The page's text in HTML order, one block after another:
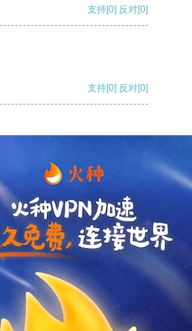
支持[0] 反对[0]
支持[0] 反对[0]
支持
支持[0] 反对[0]
支持[0] 反对[0]